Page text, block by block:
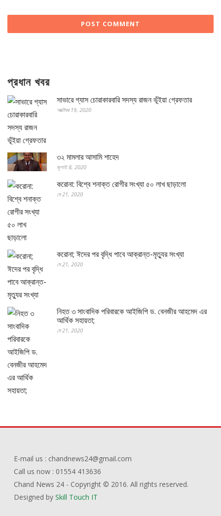
প্রধান খবর
সাভারে গ্যাস চোরাকারবারি সদস্য রাজন ভূঁইয়া গ্রেফতার
অক্টোবর 19, 2020
৩২ মামলার আসামি শাহেদ
জুলাই 8, 2020
করোনা: বিশ্বে শনাক্ত রোগীর সংখ্যা ৫০ লাখ ছাড়ালো
মে 21, 2020
করোনা; ঈদের পর বৃদ্ধি পাবে আক্রান্ত-মৃত্যুর সংখ্যা
মে 21, 2020
নিহত ৩ সাংবাদিক পরিবারকে আইজিপি ড. বেনজীর আহমেদ এর
আর্থিক সহায়তা;
মে 21, 2020
E-mail us : chandnews24@gmail.com
Call us now : 01554 413636
Chand News 24 - Copyright © 2016. All rights reserved.
Designed bySkill Touch IT